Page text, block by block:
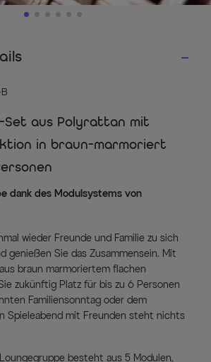
Set aus Polyrattan mit
in braun-marmoriert
dank des Modulsystems von
wieder Freunde und Familie zu sich
genießen Sie das Zusammensein. Mit
braun marmoriertem flachen
zukünftig Platz für bis zu 6 Personen
Familiensonntag oder dem
Spieleabend mit Freunden steht nichts
besteht aus 5 Modulen,